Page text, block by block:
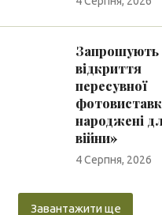
Запрошують
відкриття
пересувної
народжені
війни»
4 Серпня, 2026
Завантажити ще